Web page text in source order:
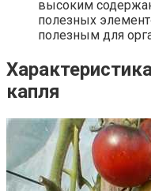
высоким
полезных
полезным для
капля